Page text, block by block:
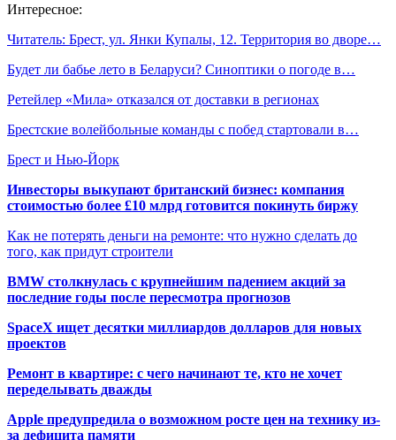
Интересное:
Читатель: Брест, ул. Янки Купалы, 12. Территория во дворе…
Будет ли бабье лето в Беларуси? Синоптики о погоде в…
Ретейлер «Мила» отказался от доставки в регионах
Брестские волейбольные команды с побед стартовали в…
Брест и Нью-Йорк
Инвесторы выкупают британский бизнес: компания
стоимостью более £10 млрд готовится покинуть биржу
Как не потерять деньги на ремонте: что нужно сделать до
того, как придут строители
BMW столкнулась с крупнейшим падением акций за
последние годы после пересмотра прогнозов
SpaceX ищет десятки миллиардов долларов для новых
проектов
Ремонт в квартире: с чего начинают те, кто не хочет
переделывать дважды
Apple предупредила о возможном росте цен на технику из-
за дефицита памяти